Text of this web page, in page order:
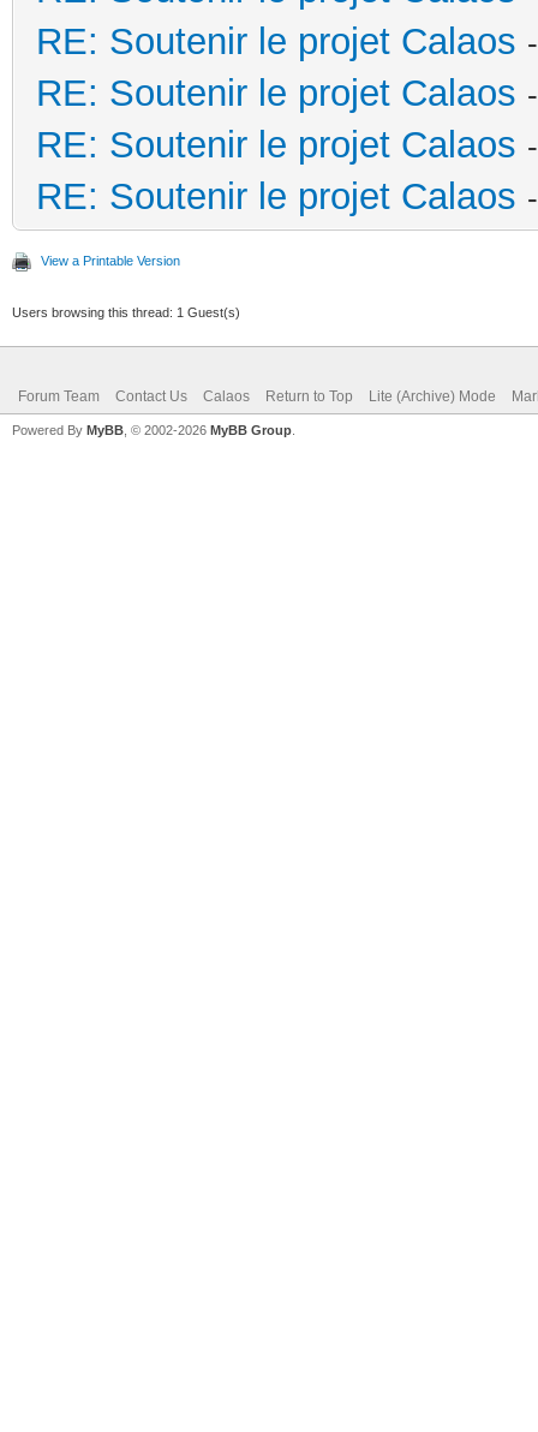
RE: Soutenir le projet Calaos
RE: Soutenir le projet Calaos
RE: Soutenir le projet Calaos
RE: Soutenir le projet Calaos
View a Printable Version
Users browsing this thread: 1 Guest(s)
Forum Team Contact Us Calaos Return to Top Lite (Archive) Mode
Powered By MyBB , © 2002-2026 MyBB Group